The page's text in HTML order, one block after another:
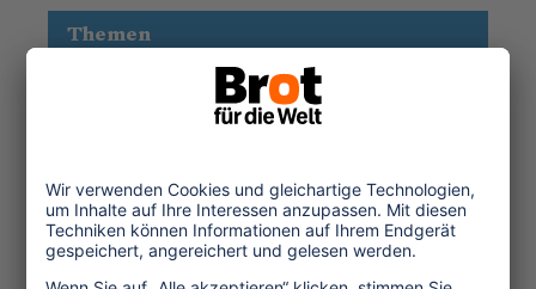
Themen
Tourismuspolitik
Umwelt und Klima
Wirtschaft